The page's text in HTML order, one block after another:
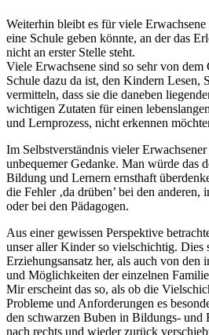
Weiterhin bleibt es für viele Erwachsene
eine Schule geben könnte, an der das
nicht an erster Stelle steht.
Viele Erwachsene sind so sehr von dem
Schule dazu da ist, den Kindern Lesen,
vermitteln, dass sie die daneben
wichtigen Zutaten für einen
und Lernprozess, nicht erkennen
Im Selbstverständnis vieler Erwachsener
unbequemer Gedanke. Man würde das
Bildung und Lernern ernsthaft
die Fehler ‚da drüben’ bei den anderen,
oder bei den Pädagogen.
Aus einer gewissen Perspektive
unser aller Kinder so vielschichtig.
Erziehungsansatz her, als auch von den
und Möglichkeiten der einzelnen
Mir erscheint das so, als ob die
Probleme und Anforderungen es
den schwarzen Buben in Bildungs- und
nach rechts und wieder zurück